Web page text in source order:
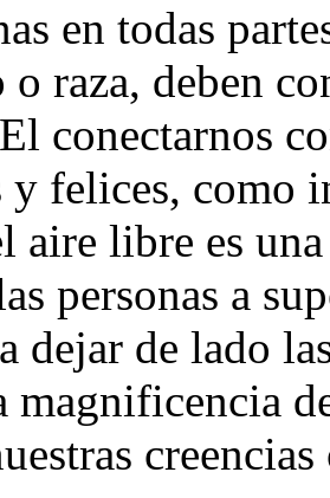
en todas
o raza, deben
conectarnos
y felices, como
aire libre es
personas a
dejar de lado
magnificencia